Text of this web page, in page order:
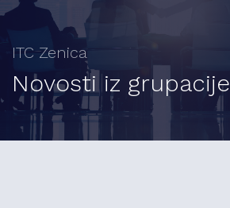
ITC Zenica
Novosti iz grupacije